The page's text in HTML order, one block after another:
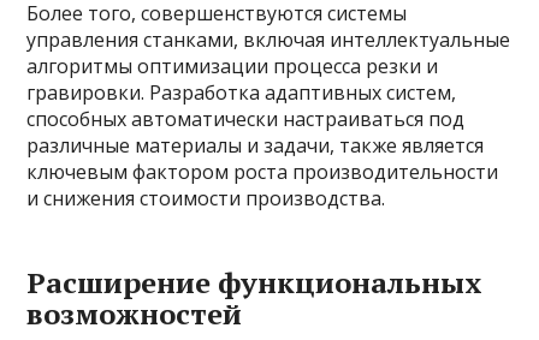
Более того, совершенствуются системы
управления станками, включая интеллектуальные
алгоритмы оптимизации процесса резки и
гравировки. Разработка адаптивных систем,
способных автоматически настраиваться под
различные материалы и задачи, также является
ключевым фактором роста производительности
и снижения стоимости производства.
Расширение функциональных
возможностей